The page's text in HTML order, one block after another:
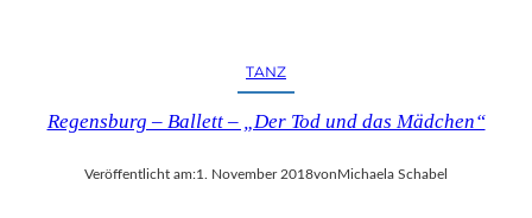
TANZ
Regensburg – Ballett – „Der Tod und das Mädchen“
Veröffentlicht am:1. November 2018vonMichaela Schabel